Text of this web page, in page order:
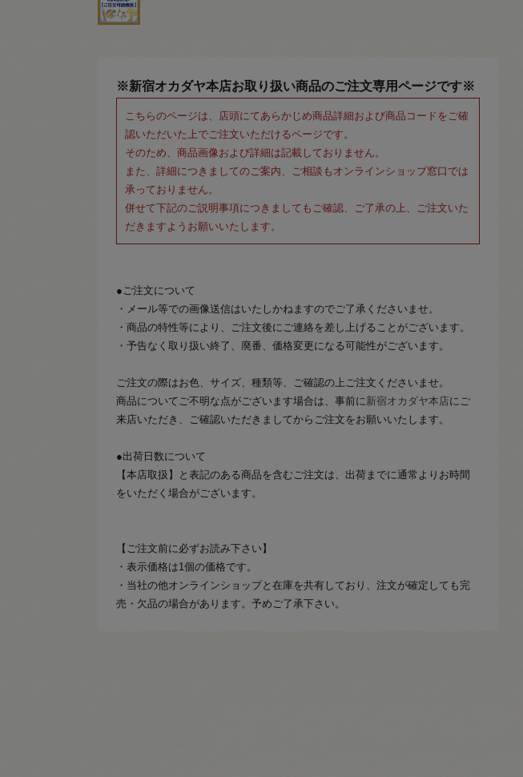
※新宿オカダヤ本店お取り扱い商品のご注文専用ページです※
こちらのページは、店頭にてあらかじめ商品詳細および商品コードをご確
認いただいた上でご注文いただけるページです。
そのため、商品画像および詳細は記載しておりません。
また、詳細につきましてのご案内、ご相談もオンラインショップ窓口では
承っておりません。
併せて下記のご説明事項につきましてもご確認、ご了承の上、ご注文いた
だきますようお願いいたします。
●ご注文について
・メール等での画像送信はいたしかねますのでご了承くださいませ。
・商品の特性等により、ご注文後にご連絡を差し上げることがございます。
・予告なく取り扱い終了、廃番、価格変更になる可能性がございます。
ご注文の際はお色、サイズ、種類等、ご確認の上ご注文くださいませ。
商品についてご不明な点がございます場合は、事前に 新宿オカダヤ本店にご
来店いただき、ご確認いただきましてからご注文をお願いいたします。
●出荷日数について
【本店取扱】と表記のある商品を含むご注文は、出荷までに通常よりお時間
をいただく場合がございます。
【ご注文前に必ずお読み下さい】
・表示価格は1個の価格です。
・当社の他オンラインショップと在庫を共有しており、注文が確定しても完
売・欠品の場合があります。予めご了承下さい。